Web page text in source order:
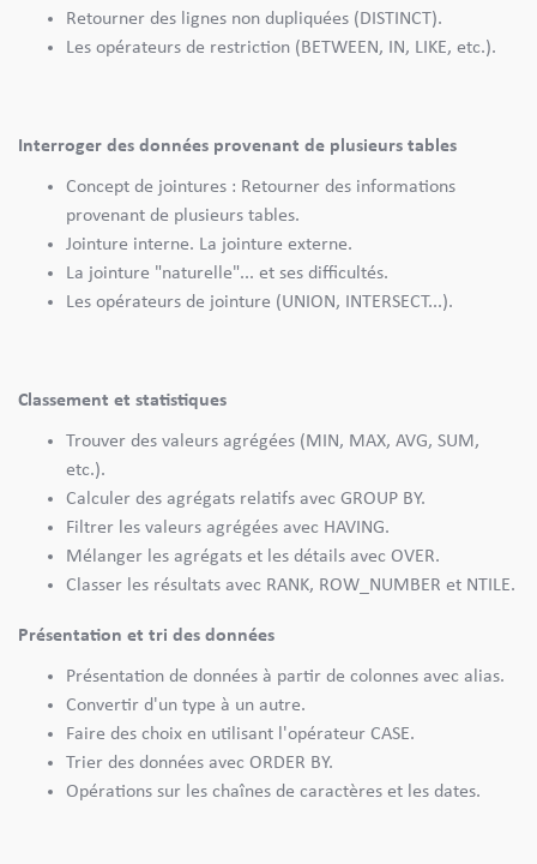
Retourner des lignes non dupliquées (DISTINCT).
Les opérateurs de restriction (BETWEEN, IN, LIKE, etc.).
Interroger des données provenant de plusieurs tables
Concept de jointures : Retourner des informations
provenant de plusieurs tables.
Jointure interne. La jointure externe.
La jointure "naturelle"... et ses difficultés.
Les opérateurs de jointure (UNION, INTERSECT...).
Classement et statistiques
Trouver des valeurs agrégées (MIN, MAX, AVG, SUM,
etc.).
Calculer des agrégats relatifs avec GROUP BY.
Filtrer les valeurs agrégées avec HAVING.
Mélanger les agrégats et les détails avec OVER.
Classer les résultats avec RANK, ROW_NUMBER et NTILE.
Présentation et tri des données
Présentation de données à partir de colonnes avec alias.
Convertir d'un type à un autre.
Faire des choix en utilisant l'opérateur CASE.
Trier des données avec ORDER BY.
Opérations sur les chaînes de caractères et les dates.